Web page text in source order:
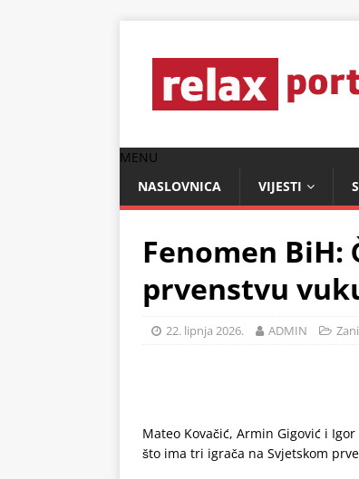
MENU
NASLOVNICA
VIJESTI
Fenomen
prvenstvu
22. lipnja 2026. ADMIN
Mateo Kovačić, Armin Gigović i
što ima tri igrača na Svjetskom